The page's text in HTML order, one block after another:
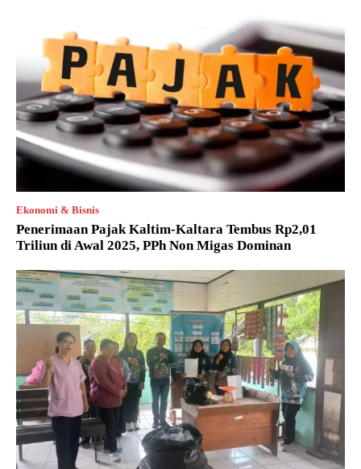
Ekonomi & Bisnis
Penerimaan Pajak Kaltim-Kaltara Tembus Rp2,01
Triliun di Awal 2025, PPh Non Migas Dominan